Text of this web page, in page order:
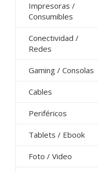
Impresoras /
Consumibles
Conectividad /
Redes
Gaming / Consolas
Cables
Periféricos
Tablets / Ebook
Foto / Video